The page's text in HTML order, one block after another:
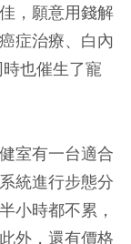
，願意用錢解
症治療、白內
也催生了寵
室有一台適合
統進行步態分
小時都不累，
外，還有價格